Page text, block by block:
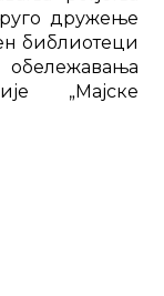
дружење
библиотеци
„Мајске